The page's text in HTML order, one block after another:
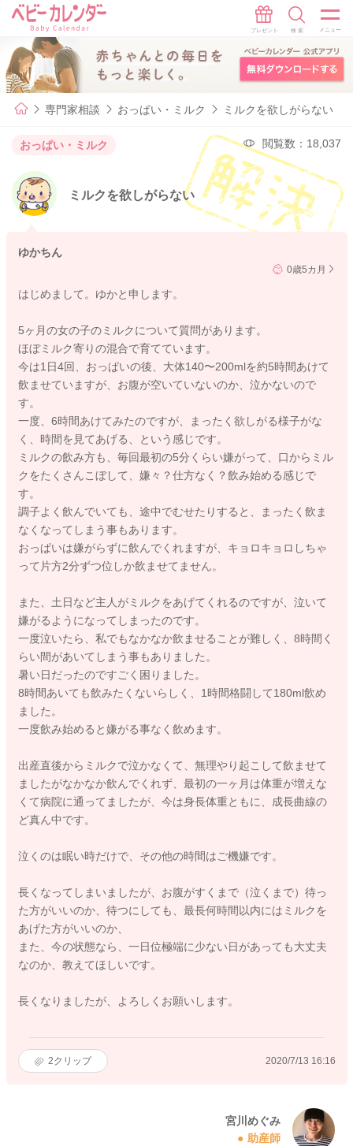
専門家相談 おっぱい・ミルク ミルクを欲しがらない
おっぱい・ミルク 閲覧数：18,037
ミルクを欲しがらない
ゆかちん
0歳5カ月
はじめまして。ゆかと申します。
5ヶ月の女の子のミルクについて質問があります。
ほぼミルク寄りの混合で育てています。
今は1日4回、おっぱいの後、大体140〜200mlを約5時間あけて
飲ませていますが、お腹が空いていないのか、泣かないので
す。
一度、6時間あけてみたのですが、まったく欲しがる様子がな
く、時間を見てあげる、という感じです。
ミルクの飲み方も、毎回最初の5分くらい嫌がって、口からミル
クをたくさんこぼして、嫌々？仕方なく？飲み始める感じで
す。
調子よく飲んでいても、途中でむせたりすると、まったく飲ま
なくなってしまう事もあります。
おっぱいは嫌がらずに飲んでくれますが、キョロキョロしちゃ
って片方2分ずつ位しか飲ませてません。
また、土日など主人がミルクをあげてくれるのですが、泣いて
嫌がるようになってしまったのです。
一度泣いたら、私でもなかなか飲ませることが難しく、8時間く
らい間があいてしまう事もありました。
暑い日だったのですごく困りました。
8時間あいても飲みたくないらしく、1時間格闘して180ml飲め
ました。
一度飲み始めると嫌がる事なく飲めます。
出産直後からミルクで泣かなくて、無理やり起こして飲ませて
ましたがなかなか飲んでくれず、最初の一ヶ月は体重が増えな
くて病院に通ってましたが、今は身長体重ともに、成長曲線の
ど真ん中です。
泣くのは眠い時だけで、その他の時間はご機嫌です。
長くなってしまいましたが、お腹がすくまで（泣くまで）待っ
た方がいいのか、待つにしても、最長何時間以内にはミルクを
あげた方がいいのか、
また、今の状態なら、一日位極端に少ない日があっても大丈夫
なのか、教えてほしいです。
長くなりましたが、よろしくお願いします。
2クリップ 2020/7/13 16:16
宮川めぐみ
助産師